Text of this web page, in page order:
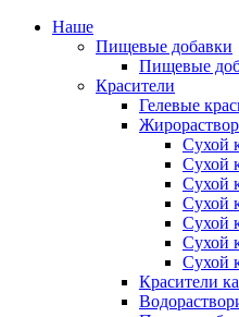
Наше
Пищевые добавки
Пищевые
Красители
Гелевые
Сухой
Сухой
Сухой
Сухой
Сухой
Сухой
Сухой
Красители